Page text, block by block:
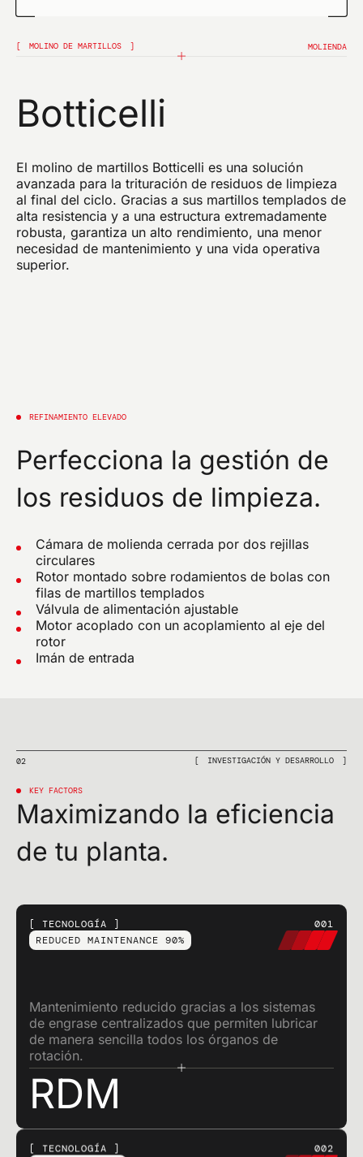
MOLINO DE MARTILLOS MOLIENDA
Botticelli
El molino de martillos Botticelli es una solución
avanzada para la trituración de residuos de limpieza
al final del ciclo. Gracias a sus martillos templados de
alta resistencia y a una estructura extremadamente
robusta, garantiza un alto rendimiento, una menor
necesidad de mantenimiento y una vida operativa
superior.
REFINAMIENTO ELEVADO
Perfecciona la gestión de
los residuos de limpieza.
Cámara de molienda cerrada por dos rejillas
circulares
Rotor montado sobre rodamientos de bolas con
filas de martillos templados
Válvula de alimentación ajustable
Motor acoplado con un acoplamiento al eje del
rotor
Imán de entrada
02 INVESTIGACIÓN Y DESARROLLO
KEY FACTORS
Maximizando la eficiencia
de tu planta.
TECNOLOGÍA
001
REDUCED MAINTENANCE 90%
Mantenimiento reducido gracias a los sistemas
de engrase centralizados que permiten lubricar
de manera sencilla todos los órganos de
rotación.
RDM
TECNOLOGÍA
002
Confirmo que he leído el aviso sobre el tratamiento
Confirmo que he leído la política de privacidad de
este sitio y doy mi consentimiento al envío de
comunicaciones promocionales (incluidos boletines
ENVIA